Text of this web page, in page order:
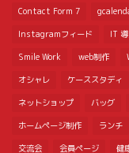
Contact Form 7
Instagramフィード IT
Smile Work web制作
オシャレ ケーススタディ
ネットショップ バッグ
ホームページ制作 ランチ
交流会 会員ページ 健